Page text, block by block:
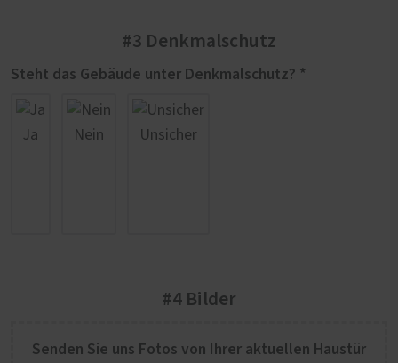
#3 Denkmalschutz
Steht das Gebäude unter Denkmalschutz? *
Ja Nein Unsicher
#4 Bilder
Senden Sie uns Fotos von Ihrer aktuellen Haustür